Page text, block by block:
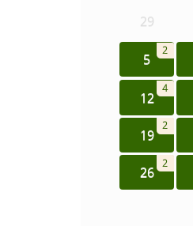
29
5
2
12
4
19
2
26
2